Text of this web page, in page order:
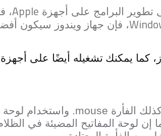
تطوير البرامج على أجهزة Apple،
، فإن جهاز ويندوز سيكون
كما يمكنك تشغيله أيضًا على أجهزة
الفأرة mouse. واستخدام لوحة
لوحة المفاتيح المضيئة في